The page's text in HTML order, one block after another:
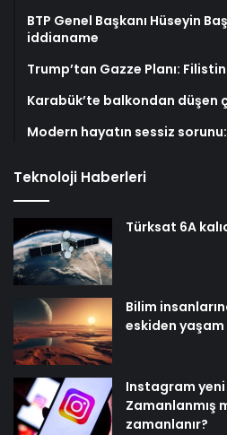
BTP Genel Başkanı Hüseyin
iddianame
Trump’tan Gazze Planı:
Karabük’te balkondan düşen
Modern hayatın sessiz
Teknoloji Haberleri
Türksat 6A
Bilim
eskiden yaşam
Instagram
Zamanlanmış
zamanlanır?